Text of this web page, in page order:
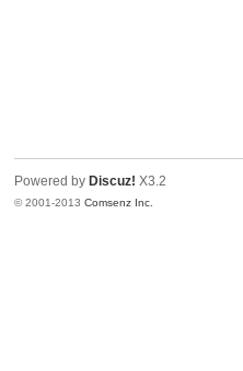
Powered by Discuz! X3.2
© 2001-2013Comsenz Inc.